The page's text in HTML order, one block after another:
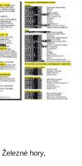
Železné hory,